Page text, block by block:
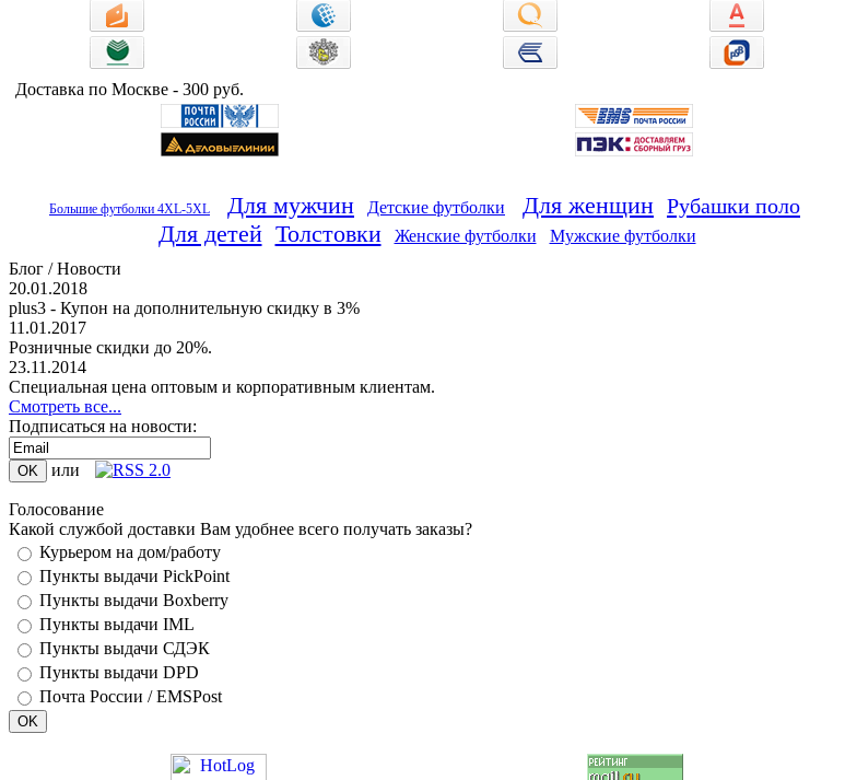
Доставка по Москве - 300 руб.
Большие футболки 4XL-5XL Для мужчин Детские футболки Для женщин Рубашки поло
Для детей Толстовки Женские футболки
Мужские футболки
Блог / Новости
20.01.2018
plus3 - Купон на дополнительную скидку в 3%
11.01.2017
Розничные скидки до 20%.
23.11.2014
Специальная цена оптовым и корпоративным клиентам.
Смотреть все...
Подписаться на новости:
или
Голосование
Какой службой доставки Вам удобнее всего получать заказы?
Курьером на дом/работу
Пункты выдачи PickPoint
Пункты выдачи Boxberry
Пункты выдачи IML
Пункты выдачи СДЭК
Пункты выдачи DPD
Почта России / EMSPost